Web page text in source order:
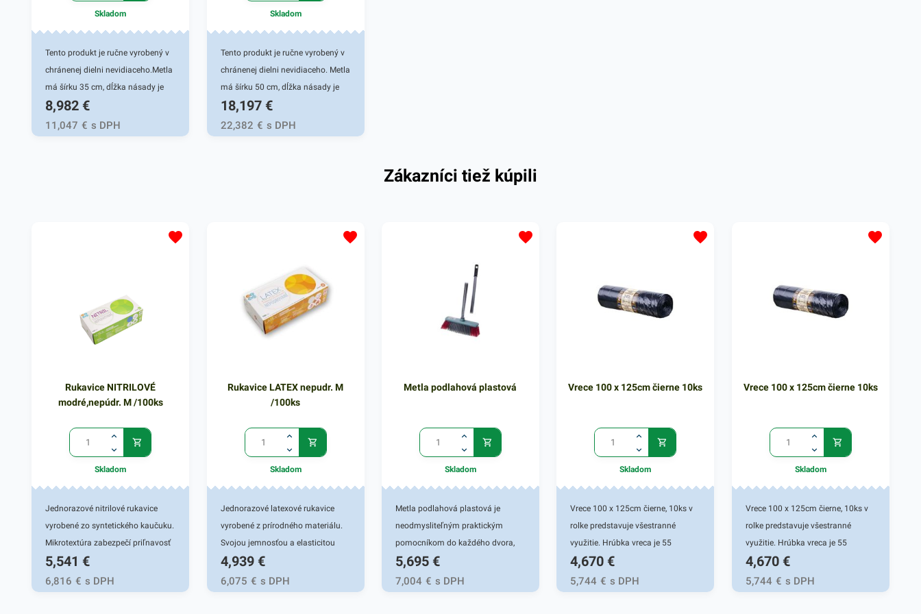
Skladom
Tento produkt je ručne vyrobený v
chránenej dielni nevidiaceho.Metla
má šírku 35 cm, dĺžka násady je
120 cm. Štetiny sú vyrobené z
recyklovaného plastu. Metla je
vhodná na zametanie rôznych
8,982 €
11,047 € s DPH
Skladom
Tento produkt je ručne vyrobený v
chránenej dielni nevidiaceho. Metla
má šírku 50 cm, dĺžka násady je
120 cm. Štetiny sú vyrobené z
recyklovaného plastu. Metla je
vhodná na zametanie rôznych
18,197 €
22,382 € s DPH
Zákazníci tiež kúpili
Rukavice NITRILOVÉ
modré,nepúdr. M /100ks
Skladom
Jednorazové nitrilové rukavice
vyrobené zo syntetického kaučuku.
Mikrotextúra zabezpečí priľnavosť
pri nosení. Vysoká odolnosť voči
pretrhnutiu a štiepenie pri
prepichnutí zaručí komplexnú
5,541 €
6,816 € s DPH
Rukavice LATEX nepudr. M
/100ks
Skladom
Jednorazové latexové rukavice
vyrobené z prírodného materiálu.
Svojou jemnosťou a elasticitou
zaručujú výbornú citlivosť hmatu a
vďaka celotvarovému povrchu aj v
prípade, ak je gumená rukavica
4,939 €
6,075 € s DPH
Metla podlahová plastová
Skladom
Metla podlahová plastová je
neodmysliteľným praktickým
pomocníkom do každého dvora,
domácnosti ako aj do iných
pracovných priestorov. Táto
klasická metla je určená na
5,695 €
7,004 € s DPH
Vrece 100 x 125cm čierne 10ks
Skladom
Vrece 100 x 125cm čierne, 10ks v
rolke predstavuje všestranné
využitie. Hrúbka vreca je 55
mikrónov. Odpadkové vrecia 100 x
125cm sú vysoko flexibilné a
odolné. Vďaka elastickému
4,670 €
5,744 € s DPH
Vrece 100 x 125cm čierne 10ks
Skladom
Vrece 100 x 125cm čierne, 10ks v
rolke predstavuje všestranné
využitie. Hrúbka vreca je 55
mikrónov. Odpadkové vrecia 100 x
125cm sú vysoko flexibilné a
odolné. Vďaka elastickému
4,670 €
5,744 € s DPH